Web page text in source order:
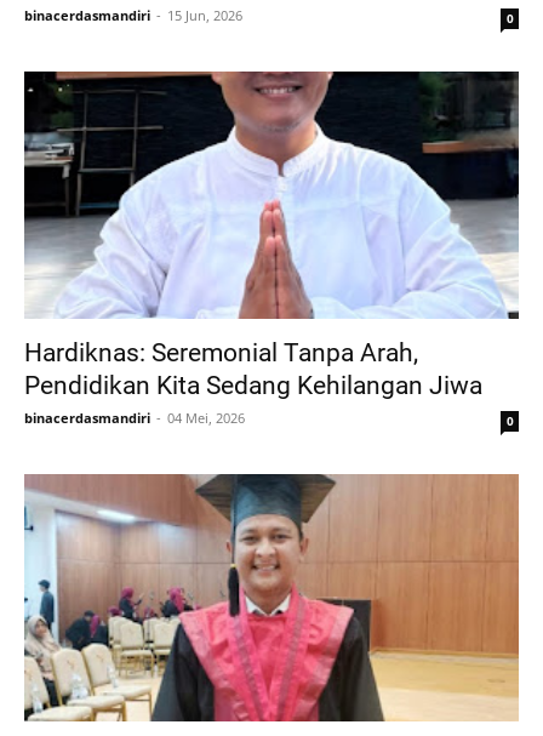
binacerdasmandiri 15 Jun, 2026 0
Hardiknas: Seremonial Tanpa Arah,
Pendidikan Kita Sedang Kehilangan Jiwa
binacerdasmandiri 04 Mei, 2026 0